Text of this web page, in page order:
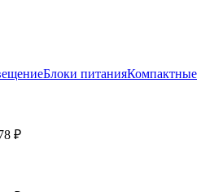
Блоки питанияКомпактные
₽